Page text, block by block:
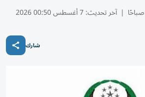
| آخر تحديث:7 أغسطس 00:50 2026
شارك